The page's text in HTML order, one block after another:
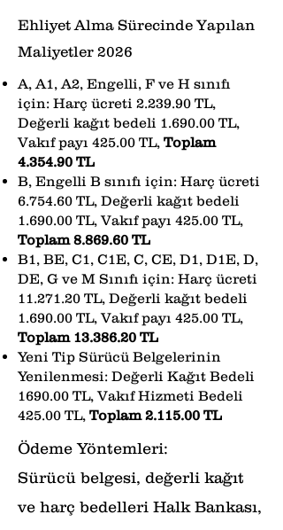
Ehliyet Alma Sürecinde Yapılan
Maliyetler 2026
A, A1, A2, Engelli, F ve H sınıfı
için: Harç ücreti 2.239.90 TL,
Değerli kağıt bedeli 1.690.00 TL,
Vakıf payı 425.00 TL, Toplam
4.354.90 TL
B, Engelli B sınıfı için: Harç ücreti
6.754.60 TL, Değerli kağıt bedeli
1.690.00 TL, Vakıf payı 425.00 TL,
Toplam 8.869.60 TL
B1, BE, C1, C1E, C, CE, D1, D1E, D,
DE, G ve M Sınıfı için: Harç ücreti
11.271.20 TL, Değerli kağıt bedeli
1.690.00 TL, Vakıf payı 425.00 TL,
Toplam 13.386.20 TL
Yeni Tip Sürücü Belgelerinin
Yenilenmesi: Değerli Kağıt Bedeli
1690.00 TL, Vakıf Hizmeti Bedeli
425.00 TL, Toplam 2.115.00 TL
Ödeme Yöntemleri:
Sürücü belgesi, değerli kağıt
ve harç bedelleri Halk Bankası,